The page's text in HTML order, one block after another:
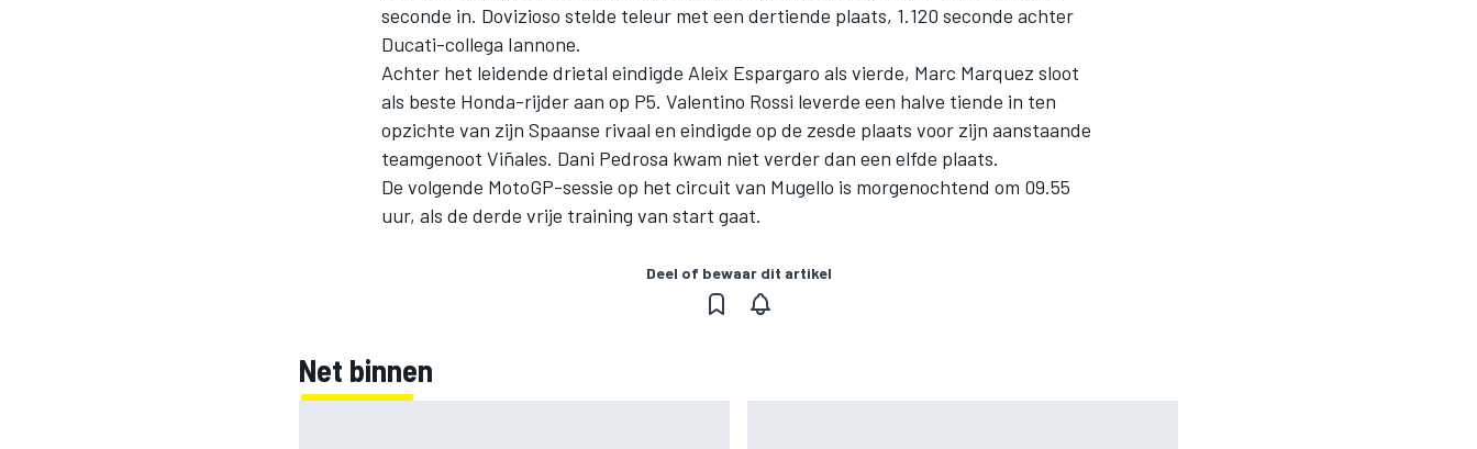
DTM
seconde in. Dovizioso stelde teleur met een dertiende plaats, 1.120 seconde achter
Ducati-collega Iannone.
Achter het leidende drietal eindigde Aleix Espargaro als vierde, Marc Marquez sloot
als beste Honda-rijder aan op P5. Valentino Rossi leverde een halve tiende in ten
opzichte van zijn Spaanse rivaal en eindigde op de zesde plaats voor zijn aanstaande
teamgenoot Viñales. Dani Pedrosa kwam niet verder dan een elfde plaats.
De volgende MotoGP-sessie op het circuit van Mugello is morgenochtend om 09.55
uur, als de derde vrije training van start gaat.
Deel of bewaar dit artikel
Net binnen